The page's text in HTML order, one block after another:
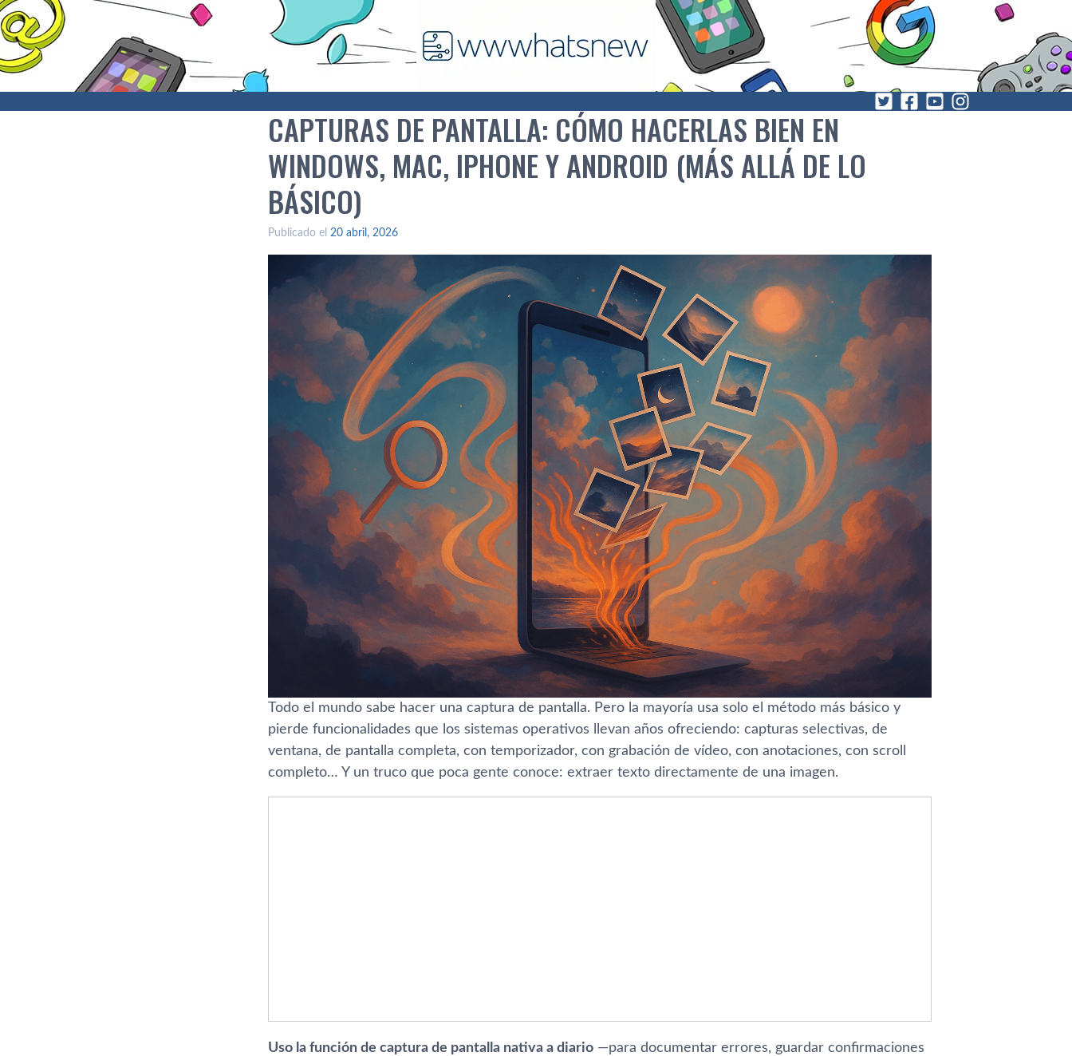
CAPTURAS DE PANTALLA: CÓMO HACERLAS BIEN EN
WINDOWS, MAC, IPHONE Y ANDROID (MÁS ALLÁ DE LO
BÁSICO)
Publicado el 20 abril, 2026
Todo el mundo sabe hacer una captura de pantalla. Pero la mayoría usa solo el método más básico y
pierde funcionalidades que los sistemas operativos llevan años ofreciendo: capturas selectivas, de
ventana, de pantalla completa, con temporizador, con grabación de vídeo, con anotaciones, con scroll
completo… Y un truco que poca gente conoce: extraer texto directamente de una imagen.
Uso la función de captura de pantalla nativa a diario —para documentar errores, guardar confirmaciones